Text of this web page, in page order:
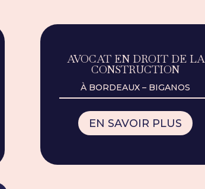
AVOCAT EN DROIT DE LA
CONSTRUCTION
À BORDEAUX – BIGANOS
EN SAVOIR PLUS